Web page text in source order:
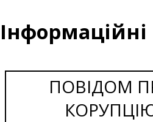
Інформаційні
ПОВІДОМ